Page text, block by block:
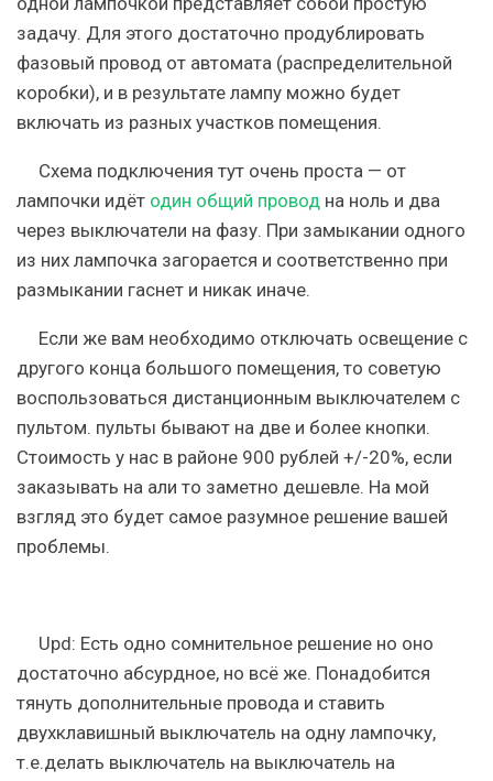
задачу. Для этого достаточно продублировать
фазовый провод от автомата (распределительной
коробки), и в результате лампу можно будет
включать из разных участков помещения.
Схема подключения тут очень проста — от
лампочки идёт один общий провод на ноль и два
через выключатели на фазу. При замыкании одного
из них лампочка загорается и соответственно при
размыкании гаснет и никак иначе.
Если же вам необходимо отключать освещение с
другого конца большого помещения, то советую
воспользоваться дистанционным выключателем с
пультом. пульты бывают на две и более кнопки.
Стоимость у нас в районе 900 рублей +/-20%, если
заказывать на али то заметно дешевле. На мой
взгляд это будет самое разумное решение вашей
проблемы.
Upd: Есть одно сомнительное решение но оно
достаточно абсурдное, но всё же. Понадобится
тянуть дополнительные провода и ставить
двухклавишный выключатель на одну лампочку,
т.е.делать выключатель на выключатель на